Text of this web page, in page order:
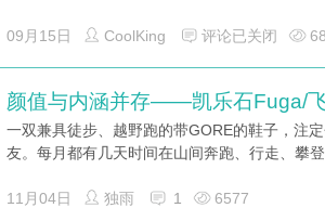
09月15日 CoolKing 评论已关闭
颜值与内涵并存——凯乐石Fuga/
一双兼具徒步、越野跑的带GORE的鞋子，注
友。每月都有几天时间在山间奔跑、行走、攀
11月04日 独雨 1 6577